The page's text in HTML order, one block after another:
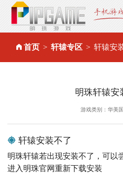
首页 轩辕专区 轩辕安
明珠轩辕安
游戏类别：华美
轩辕安装不了
明珠轩辕若出现安装不了，可以
进入明珠官网重新下载安装